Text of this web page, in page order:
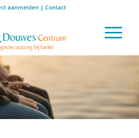
aanmelden | Contact